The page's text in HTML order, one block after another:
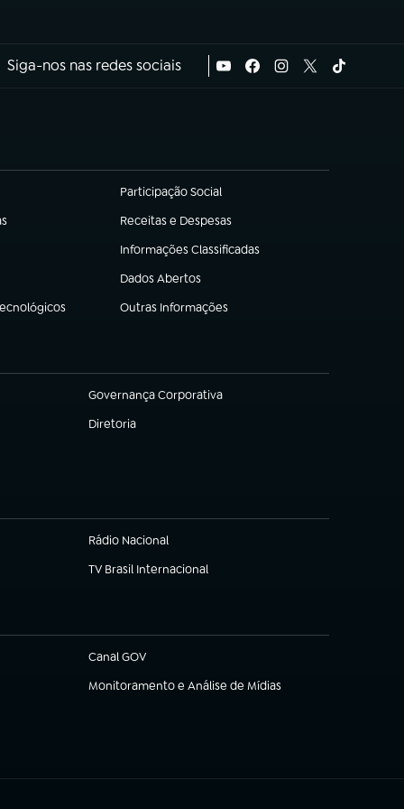
Siga-nos nas redes sociais
Participação Social
(abre em nova aba)
Receitas e Despesas
(abre em nova aba)
Informações Classificadas
(abre em nova aba)
Dados Abertos
(abre em nova aba)
Outras Informações
(abre em nova aba)
Governança Corporativa
(abre em nova aba)
Diretoria
(abre em nova aba)
Rádio Nacional
(abre em nova aba)
TV Brasil Internacional
(abre em nova aba)
Canal GOV
(abre em nova aba)
Monitoramento e Análise de Mídias
(abre em nova aba)